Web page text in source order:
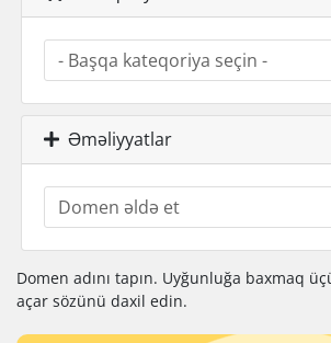
Əməliyyatlar
Domen adını tapın. Uyğunluğa baxmaq
açar sözünü daxil edin.